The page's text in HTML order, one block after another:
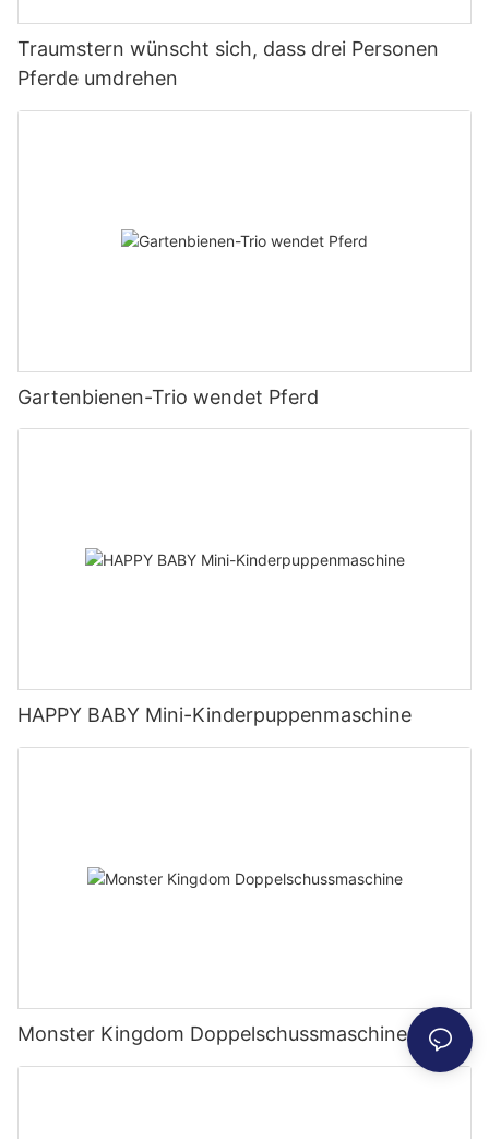
Traumstern wünscht sich, dass drei Personen
Pferde umdrehen
Gartenbienen-Trio wendet Pferd
HAPPY BABY Mini-Kinderpuppenmaschine
Monster Kingdom Doppelschussmaschine